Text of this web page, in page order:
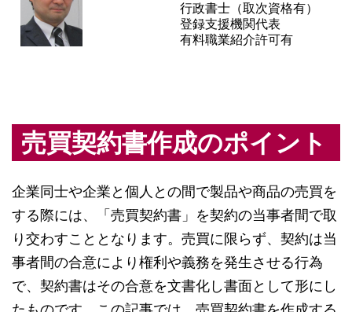
行政書士（取次資格有）
登録支援機関代表
有料職業紹介許可有
売買契約書作成のポイント
企業同士や企業と個人との間で製品や商品の売買を
する際には、「売買契約書」を契約の当事者間で取
り交わすこととなります。売買に限らず、契約は当
事者間の合意により権利や義務を発生させる行為
で、契約書はその合意を文書化し書面として形にし